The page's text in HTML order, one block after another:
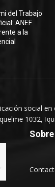
del Trabajo
ANEF
a la
social
1032,